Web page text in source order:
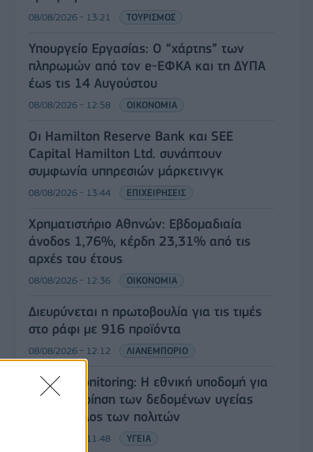
08/08/2026 - 13:21 ΤΟΥΡΙΣΜΟΣ
Υπουργείο Εργασίας: Ο “χάρτης” των
πληρωμών από τον e-ΕΦΚΑ και τη ΔΥΠΑ
έως τις 14 Αυγούστου
08/08/2026 - 12:58 ΟΙΚΟΝΟΜΙΑ
Οι Hamilton Reserve Bank και SEE
Capital Hamilton Ltd. συνάπτουν
συμφωνία υπηρεσιών μάρκετινγκ
08/08/2026 - 13:44 ΕΠΙΧΕΙΡΗΣΕΙΣ
Χρηματιστήριο Αθηνών: Εβδομαδιαία
άνοδος 1,76%, κέρδη 23,31% από τις
αρχές του έτους
08/08/2026 - 12:36 ΟΙΚΟΝΟΜΙΑ
Διευρύνεται η πρωτοβουλία για τις τιμές
στο ράφι με 916 προϊόντα
08/08/2026 - 12:12 ΛΙΑΝΕΜΠΟΡΙΟ
Health Monitoring: Η εθνική υποδομή για
την αξιοποίηση των δεδομένων υγείας
προς όφελος των πολιτών
08/08/2026 - 11:48 ΥΓΕΙΑ